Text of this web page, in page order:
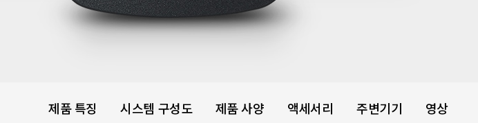
제품 특징 시스템 구성도 제품 사양 액세서리 주변기기 영상